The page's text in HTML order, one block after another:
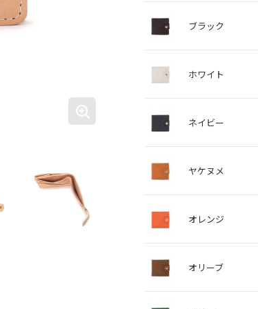
ブラック
ホワイト
ネイビー
ヤケヌメ
オレンジ
オリーブ